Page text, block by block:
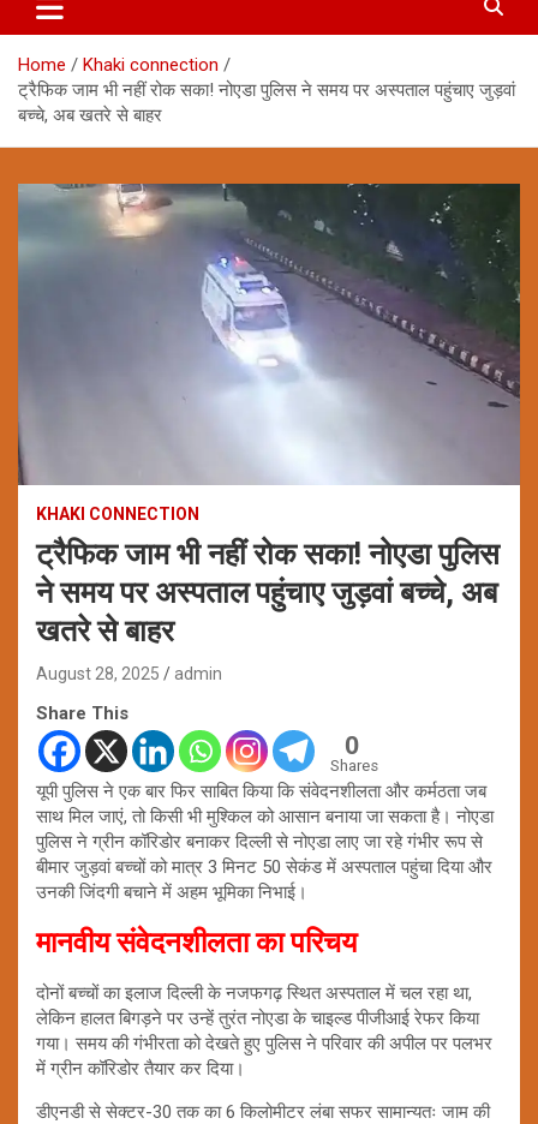
Home
Khaki connection
ट्रैफिक जाम भी नहीं रोक सका! नोएडा पुलिस ने समय पर अस्पताल पहुंचाए जुड़वां
बच्चे, अब खतरे से बाहर
KHAKI CONNECTION
ट्रैफिक जाम भी नहीं रोक सका! नोएडा पुलिस
ने समय पर अस्पताल पहुंचाए जुड़वां बच्चे, अब
खतरे से बाहर
August 28, 2025 admin
Share This
0
Shares
यूपी पुलिस ने एक बार फिर साबित किया कि संवेदनशीलता और कर्मठता जब
साथ मिल जाएं, तो किसी भी मुश्किल को आसान बनाया जा सकता है। नोएडा
पुलिस ने ग्रीन कॉरिडोर बनाकर दिल्ली से नोएडा लाए जा रहे गंभीर रूप से
बीमार जुड़वां बच्चों को मात्र 3 मिनट 50 सेकंड में अस्पताल पहुंचा दिया और
उनकी जिंदगी बचाने में अहम भूमिका निभाई।
मानवीय संवेदनशीलता का परिचय
दोनों बच्चों का इलाज दिल्ली के नजफगढ़ स्थित अस्पताल में चल रहा था,
लेकिन हालत बिगड़ने पर उन्हें तुरंत नोएडा के चाइल्ड पीजीआई रेफर किया
गया। समय की गंभीरता को देखते हुए पुलिस ने परिवार की अपील पर पलभर
में ग्रीन कॉरिडोर तैयार कर दिया।
डीएनडी से सेक्टर-30 तक का 6 किलोमीटर लंबा सफर सामान्यतः जाम की